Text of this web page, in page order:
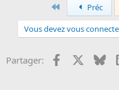
s
PremierPréc
Vous devez vous
Partager: Facebook